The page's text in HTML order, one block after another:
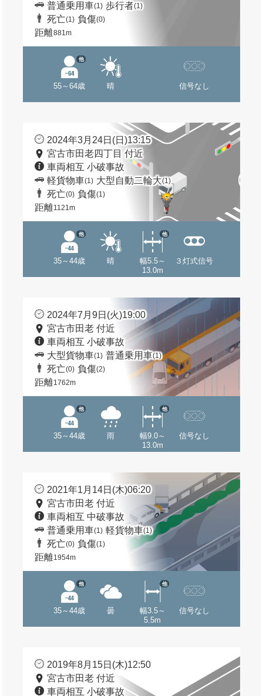
普通乗用車(1) 歩行者(1)
死亡(1) 負傷(0)
距離881m
55～64歳
他
晴 信号なし
2024年3月24日(日)13:15
宮古市田老四丁目 付近
車両相互 小破事故
軽貨物車(1) 大型自動二輪大(1)
死亡(0) 負傷(1)
距離1121m
35～44歳
他
晴
幅5.5～
13.0m
他
３灯式信号
2024年7月9日(火)19:00
宮古市田老 付近
車両相互 小破事故
大型貨物車(1) 普通乗用車(1)
死亡(0) 負傷(2)
距離1762m
35～44歳
他
雨
幅9.0～
13.0m
他
信号なし
2021年1月14日(木)06:20
宮古市田老 付近
車両相互 中破事故
普通乗用車(1) 軽貨物車(1)
死亡(0) 負傷(1)
距離1954m
35～44歳
他
曇
幅3.5～
5.5m
他
信号なし
2019年8月15日(木)12:50
宮古市田老 付近
車両相互 小破事故